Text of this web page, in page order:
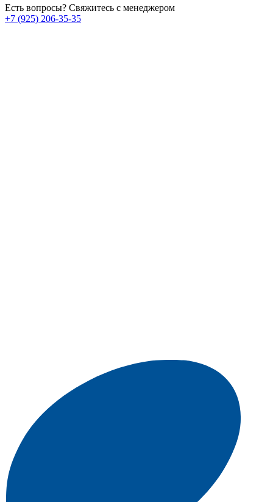
Есть вопросы? Свяжитесь с менеджером
+7 (925) 206‑35‑35